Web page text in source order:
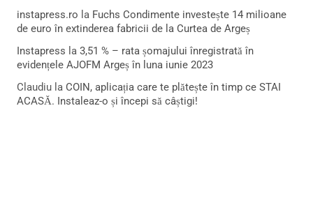
instapress.ro la Fuchs Condimente investește 14 milioane
de euro în extinderea fabricii de la Curtea de Argeș
Instapress la 3,51 % – rata șomajului înregistrată în
evidențele AJOFM Argeș în luna iunie 2023
Claudiu la COIN, aplicația care te plătește în timp ce STAI
ACASĂ. Instaleaz-o și începi să câștigi!